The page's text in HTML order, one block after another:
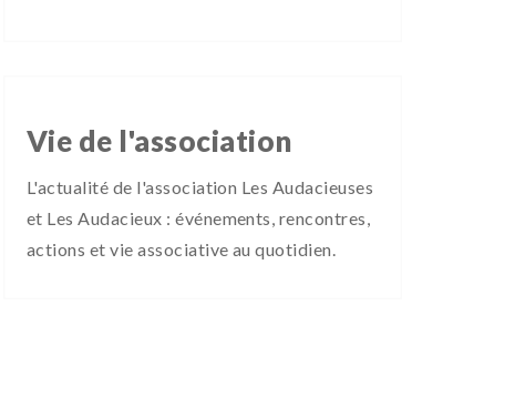
Vie de l'association
L'actualité de l'association Les Audacieuses
et Les Audacieux : événements, rencontres,
actions et vie associative au quotidien.